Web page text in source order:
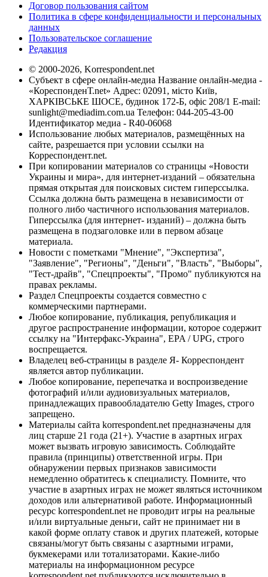
Договор пользования сайтом
Политика в сфере конфиденциальности и персональных
данных
Пользовательское соглашение
Редакция
© 2000-2026, Korrespondent.net
Субъект в сфере онлайн-медиа Название онлайн-медиа -
«КореспонденТ.net» Адрес: 02091, місто Київ,
ХАРКІВСЬКЕ ШОСЕ, будинок 172-Б, офіс 208/1 E-mail:
sunlight@mediadim.com.ua Телефон: 044-205-43-00
Идентификатор медиа - R40-06068
Использование любых материалов, размещённых на
сайте, разрешается при условии ссылки на
Корреспондент.net.
При копировании материалов со страницы «Новости
Украины и мира», для интернет-изданий – обязательна
прямая открытая для поисковых систем гиперссылка.
Ссылка должна быть размещена в независимости от
полного либо частичного использования материалов.
Гиперссылка (для интернет- изданий) – должна быть
размещена в подзаголовке или в первом абзаце
материала.
Новости с пометками "Мнение", "Экспертиза",
"Заявление", "Регионы", "Деньги", "Власть", "Выборы",
"Тест-драйв", "Спецпроекты", "Промо" публикуются на
правах рекламы.
Раздел Спецпроекты создается совместно с
коммерческими партнерами.
Любое копирование, публикация, републикация и
другое распространение информации, которое содержит
ссылку на "Интерфакс-Украина", EPA / UPG, строго
воспрещается.
Владелец веб-страницы в разделе Я- Корреспондент
является автор публикации.
Любое копирование, перепечатка и воспроизведение
фотографий и/или аудиовизуальных материалов,
принадлежащих правообладателю Getty Images, строго
запрещено.
Материалы сайта korrespondent.net предназначены для
лиц старше 21 года (21+). Участие в азартных играх
может вызвать игровую зависимость. Соблюдайте
правила (принципы) ответственной игры. При
обнаружении первых признаков зависимости
немедленно обратитесь к специалисту. Помните, что
участие в азартных играх не может являться источником
доходов или альтернативой работе. Информационный
ресурс korrespondent.net не проводит игры на реальные
и/или виртуальные деньги, сайт не принимает ни в
какой форме оплату ставок и других платежей, которые
связаны/могут быть связаны с азартными играми,
букмекерами или тотализаторами. Какие-либо
материалы на информационном ресурсе